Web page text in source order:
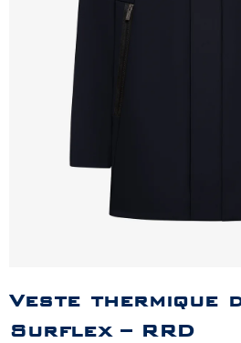
Veste thermique
Surflex – RRD